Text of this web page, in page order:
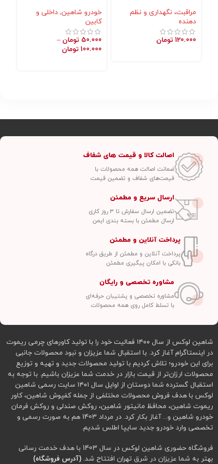
مراقبت، نگهداری و نظم
دهنده
120.000 تومان
خودرو شاهین, داخلی و
کابین
50.000 تومان –
100.000 تومان
اصالت کالا و قیمت های شفاف
ضمانت اصالت همه محصولات با
قیمت‌های شفاف و تضمین قیمت
ارسال سریع و مطمئن
تضمین ارسال سفارش تا ۳ روز کاری
ارسال مطمئن با بسته بندی ایمن
پرداخت آنلاین و مطمئن
پرداخت آنلاین و مطمئن از طریق درگاه
بانکی با امکان پیگیری مطمئن
مشاوره تخصصی و رایگان
مشاوره تخصصی و پشتیبان حرفه‌ای
با تسلط کامل روی همه محصولات
شاهین لوکس از سال ۱۴۰۰ فعالیت خود را با تولید کاورهای چرمی ریموت
در اینستاگرام آغاز کرد. با استقبال شما عزیزان و نبود محصولات جانبی
برای این خودرو؛ تلاش کردیم با تولید محصولات جدید و تهیه و توزیع
محصولات ارزان‌تر از قیمت بازار در خدمت شما عزیزان باشیم. با توجه به
استقبال گسترده شما دوستان از اوایل سال ۱۴۰۱ سایت رسمی شاهین
لوکس با هدف فروش محصولات مختلفی از جمله کفپوش شاهین، کاور
ریموت شاهین، محافظ مانیتور شاهین، روکش صندلی و روکش فرمان
خودرو شاهین و... آغاز بکار کرد. در مرداد 1403 هم به صورت رسمی و
تخصصی وارد خودرو جدید سایپا اطلس شدیم.
فروشگاه حضوری شاهین لوکس در سال 1403 با هدف خدمت رسانی
بهتر به شما عزیزان در شرق تهران افتتاح شد. (آدرس فروشگاه)